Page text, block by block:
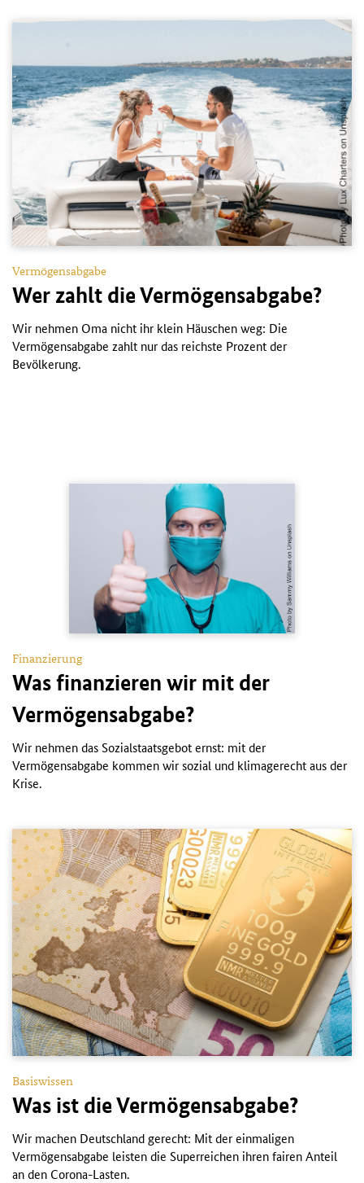
Vermögensabgabe
Wer zahlt die Vermögensabgabe?
Wir nehmen Oma nicht ihr klein Häuschen weg: Die
Vermögensabgabe zahlt nur das reichste Prozent der
Bevölkerung.
Finanzierung
Was finanzieren wir mit der
Vermögensabgabe?
Wir nehmen das Sozialstaatsgebot ernst: mit der
Vermögensabgabe kommen wir sozial und klimagerecht aus der
Krise.
Basiswissen
Was ist die Vermögensabgabe?
Wir machen Deutschland gerecht: Mit der einmaligen
Vermögensabgabe leisten die Superreichen ihren fairen Anteil
an den Corona-Lasten.